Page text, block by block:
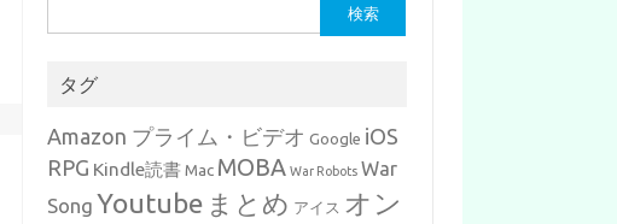
索:
タグ
Amazon プライム・ビデオ Google iOS
RPG Kindle読書 Mac MOBA War Robots War
Song Youtube まとめ アイス オン